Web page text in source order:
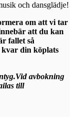
och dansglädje!
om att vi tar
att du kan
fallet så
din köplats
avbokning
till